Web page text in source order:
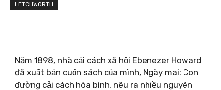
LETCHWORTH
Năm 1898, nhà cải cách xã hội Ebenezer Howard
đã xuất bản cuốn sách của mình, Ngày mai: Con
đường cải cách hòa bình, nêu ra nhiều nguyên